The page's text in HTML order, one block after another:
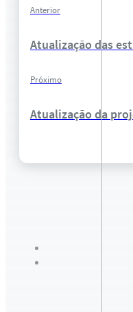
Anterior
Atualização das
Próximo
Atualização da